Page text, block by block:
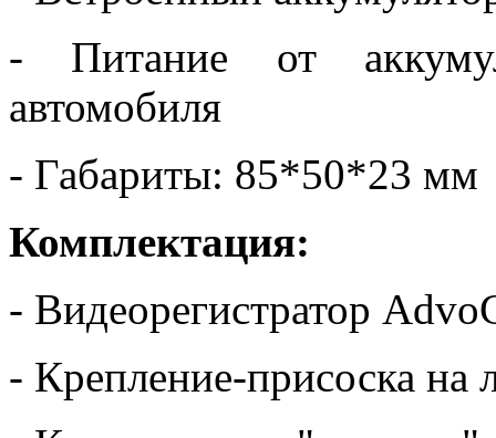
- Питание от
автомобиля
- Габариты: 85*50*23 мм
Комплектация:
- Видеорегистратор
- Крепление-присоска на